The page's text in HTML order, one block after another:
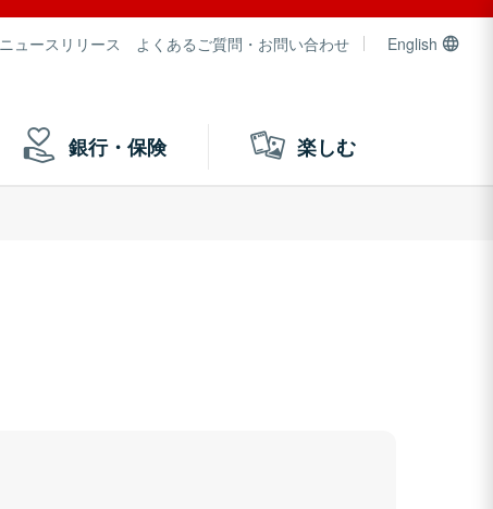
ニュースリリース よくあるご質問・お問い合わせ English
銀行・保険 楽しむ